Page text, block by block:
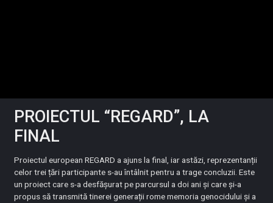
PROIECTUL “REGARD”, LA
FINAL
Proiectul european REGARD a ajuns la final, iar astăzi, reprezentanții
celor trei țări participante s-au întâlnit pentru a trage concluzii. Este
un proiect care s-a desfășurat pe parcursul a doi ani și care și-a
propus să transmită tinerei generații rome memoria genocidului și a